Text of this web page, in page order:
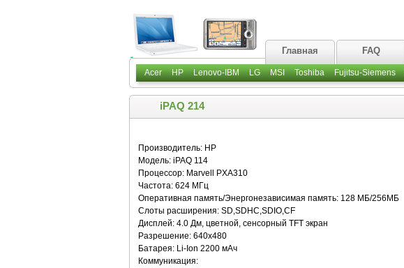
Главная FAQ
Acer HP Lenovo-IBM LG MSI Toshiba Fujitsu-Siemens
iPAQ 214
Производитель: HP
Модель: iPAQ 114
Процессор: Marvell PXA310
Частота: 624 МГц
Оперативная память/Энергонезависимая память: 128 МБ/256МБ
Слоты расширения: SD,SDHC,SDIO,CF
Дисплей: 4.0 Дм, цветной, сенсорный TFT экран
Разрешение: 640x480
Батарея: Li-Ion 2200 мАч
Коммуникация: